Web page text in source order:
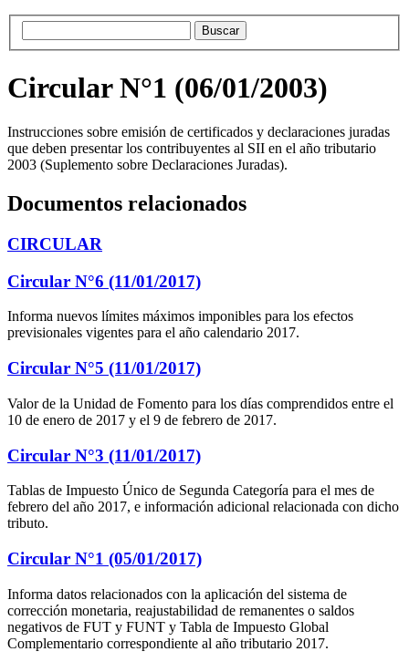
Circular N°1 (06/01/2003)
Instrucciones sobre emisión de certificados y declaraciones juradas
que deben presentar los contribuyentes al SII en el año tributario
2003 (Suplemento sobre Declaraciones Juradas).
Documentos relacionados
CIRCULAR
Circular N°6 (11/01/2017)
Informa nuevos límites máximos imponibles para los efectos
previsionales vigentes para el año calendario 2017.
Circular N°5 (11/01/2017)
Valor de la Unidad de Fomento para los días comprendidos entre el
10 de enero de 2017 y el 9 de febrero de 2017.
Circular N°3 (11/01/2017)
Tablas de Impuesto Único de Segunda Categoría para el mes de
febrero del año 2017, e información adicional relacionada con dicho
tributo.
Circular N°1 (05/01/2017)
Informa datos relacionados con la aplicación del sistema de
corrección monetaria, reajustabilidad de remanentes o saldos
negativos de FUT y FUNT y Tabla de Impuesto Global
Complementario correspondiente al año tributario 2017.